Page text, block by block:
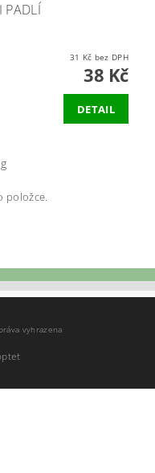
PADLÍ
31 Kč bez DPH
38 Kč
DETAIL
položce.
vyhrazena